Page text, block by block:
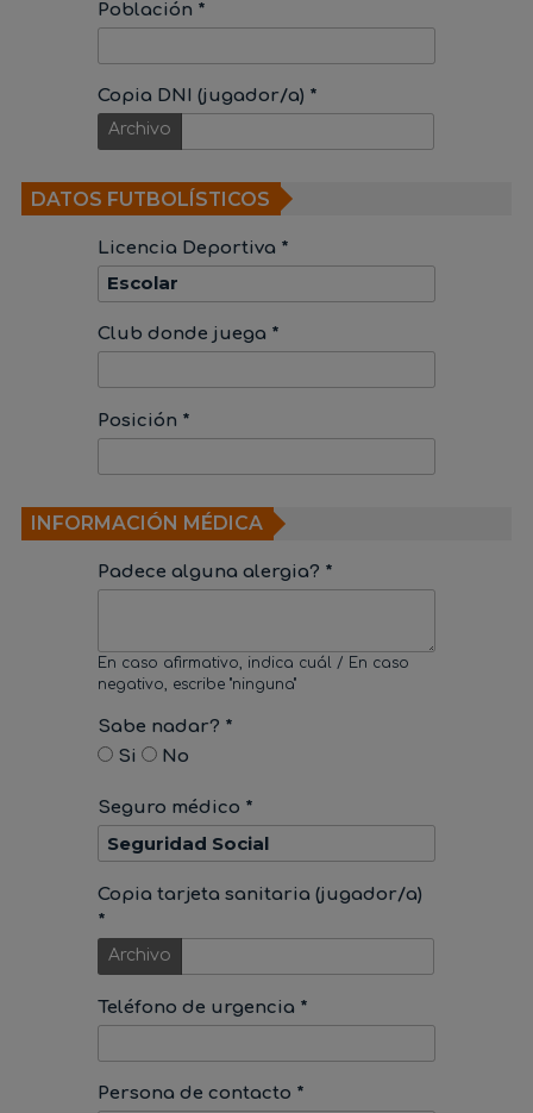
Población *
Copia DNI (jugador/a) *
Archivo
DATOS FUTBOLÍSTICOS
Licencia Deportiva *
Club donde juega *
Posición *
INFORMACIÓN MÉDICA
Padece alguna alergia? *
En caso afirmativo, indica cuál / En caso
negativo, escribe "ninguna"
Sabe nadar? *
Si
No
Seguro médico *
Copia tarjeta sanitaria (jugador/a)
*
Archivo
Teléfono de urgencia *
Persona de contacto *